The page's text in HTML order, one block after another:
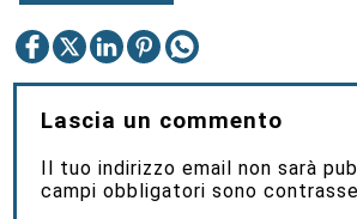
Lascia un commento
Il tuo indirizzo email non sarà
campi obbligatori sono